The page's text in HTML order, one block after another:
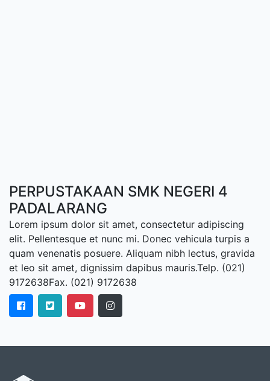
PERPUSTAKAAN SMK NEGERI 4
PADALARANG
Lorem ipsum dolor sit amet, consectetur adipiscing
elit. Pellentesque et nunc mi. Donec vehicula turpis a
quam venenatis posuere. Aliquam nibh lectus, gravida
et leo sit amet, dignissim dapibus mauris.Telp. (021)
9172638Fax. (021) 9172638